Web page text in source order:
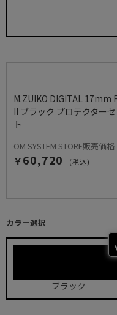
M.ZUIKO DIGITAL 17mm
II ブラック プロテクターセ
ト
OM SYSTEM STORE販売価格
￥60,720 (税込)
カラー選択
ブラック